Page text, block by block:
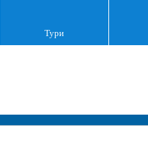
Тури